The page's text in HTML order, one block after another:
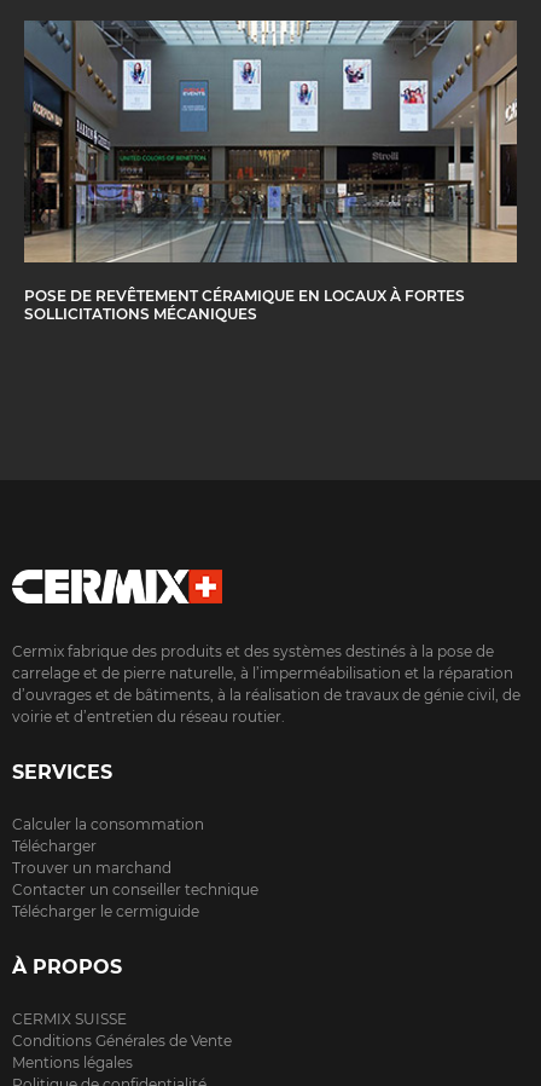
POSE DE REVÊTEMENT CÉRAMIQUE EN LOCAUX À FORTES
SOLLICITATIONS MÉCANIQUES
Cermix fabrique des produits et des systèmes destinés à la pose de
carrelage et de pierre naturelle, à l’imperméabilisation et la réparation
d’ouvrages et de bâtiments, à la réalisation de travaux de génie civil, de
voirie et d’entretien du réseau routier.
SERVICES
Calculer la consommation
Télécharger
Trouver un marchand
Contacter un conseiller technique
Télécharger le cermiguide
À PROPOS
CERMIX SUISSE
Conditions Générales de Vente
Mentions légales